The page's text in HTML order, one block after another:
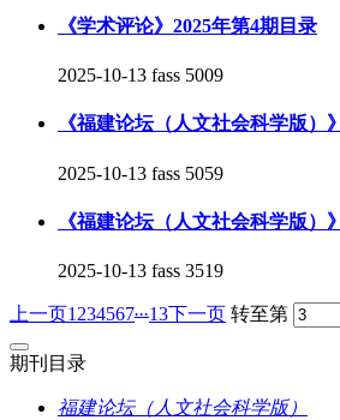
《学术评论》2025年第4期目录
2025-10-13 fass 5009
《福建论坛（人文社会科学版）
2025-10-13 fass 5059
《福建论坛（人文社会科学版）
2025-10-13 fass 3519
上一页1 234567...13下一页 转至第
期刊目录
福建论坛（人文社会科学版）